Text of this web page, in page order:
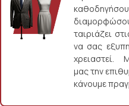
ταιριάζει
να σας
χρειαστεί.
μας την
κάνουμε